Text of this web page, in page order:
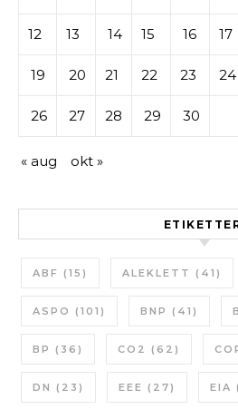
12 13 14 15 16 17
19 20 21 22 23 24
26 27 28 29 30
« aug okt »
ABF (15) ALEKLETT (41)
ASPO (101) BNP (41)
BP (36) CO2 (62)
DN (23) EEE (27) EIA